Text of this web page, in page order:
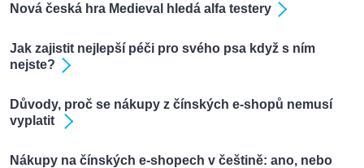
Nová česká hra Medieval hledá alfa testery
Jak zajistit nejlepší péči pro svého psa když s ním
nejste?
Důvody, proč se nákupy z čínských e-shopů nemusí
vyplatit
Nákupy na čínských e-shopech v češtině: ano, nebo